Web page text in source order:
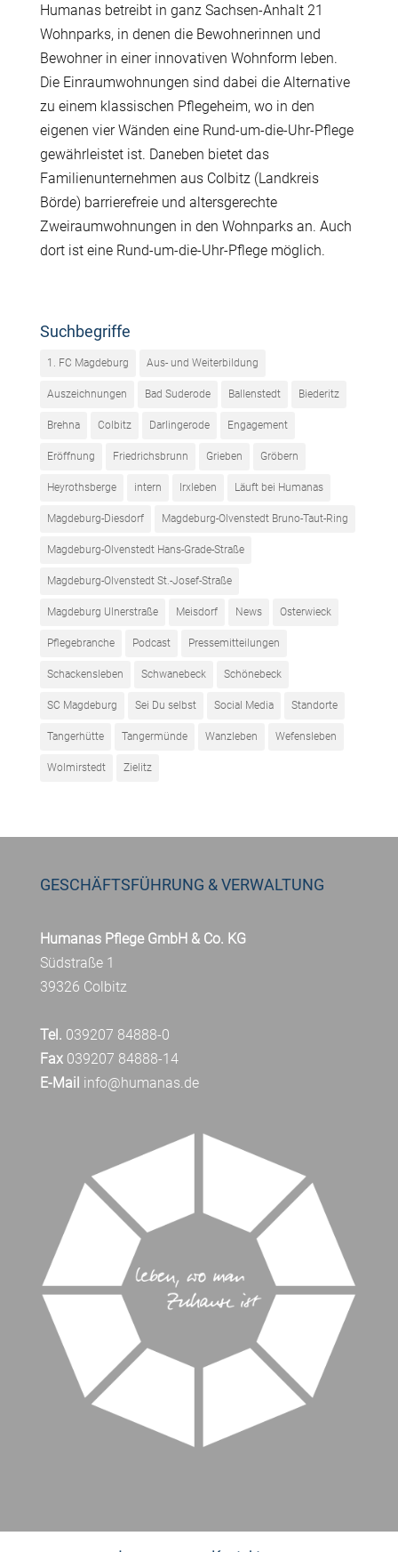
Humanas betreibt in ganz Sachsen-Anhalt 21
Wohnparks, in denen die Bewohnerinnen und
Bewohner in einer innovativen Wohnform leben.
Die Einraumwohnungen sind dabei die Alternative
zu einem klassischen Pflegeheim, wo in den
eigenen vier Wänden eine Rund-um-die-Uhr-Pflege
gewährleistet ist. Daneben bietet das
Familienunternehmen aus Colbitz (Landkreis
Börde) barrierefreie und altersgerechte
Zweiraumwohnungen in den Wohnparks an. Auch
dort ist eine Rund-um-die-Uhr-Pflege möglich.
Suchbegriffe
1. FC Magdeburg Aus- und Weiterbildung
Auszeichnungen Bad Suderode Ballenstedt Biederitz
Brehna Colbitz Darlingerode Engagement
Eröffnung Friedrichsbrunn Grieben Gröbern
Heyrothsberge intern Irxleben Läuft bei Humanas
Magdeburg-Diesdorf Magdeburg-Olvenstedt Bruno-Taut-Ring
Magdeburg-Olvenstedt Hans-Grade-Straße
Magdeburg-Olvenstedt St.-Josef-Straße
Magdeburg Ulnerstraße Meisdorf News Osterwieck
Pflegebranche Podcast Pressemitteilungen
Schackensleben Schwanebeck Schönebeck
SC Magdeburg Sei Du selbst Social Media Standorte
Tangerhütte Tangermünde Wanzleben Wefensleben
Wolmirstedt Zielitz
GESCHÄFTSFÜHRUNG & VERWALTUNG
Humanas Pflege GmbH & Co. KG
Südstraße 1
39326 Colbitz
Tel. 039207 84888-0
Fax039207 84888-14
E-Mail info@humanas.de